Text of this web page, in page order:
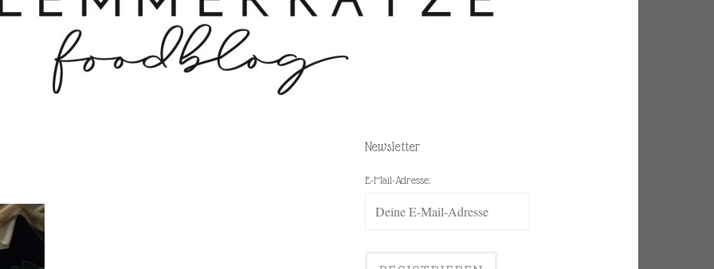
Newsletter
E-Mail-Adresse: